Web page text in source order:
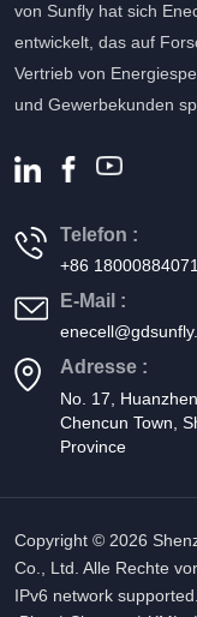
von Sunfly hat sich
entwickelt, das auf
Vertrieb von
und Gewerbekunden
Telefon :
+86 18000884071
E-Mail :
Adresse :
No. 17,
Chencun Town,
Province
Copyright © 2026
Co., Ltd. Alle Rechte
IPv6 network supported.